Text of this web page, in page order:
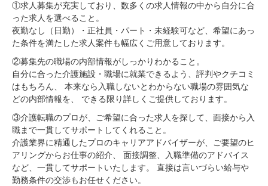
①求人募集が充実しており、数多くの求人情報の中から自分に合
った求人を選べること。
夜勤なし（日勤）・正社員・パート・未経験可など、希望にあっ
た条件を満たした求人案件も幅広くご用意しております。
②募集先の職場の内部情報がしっかりわかること。
自分に合った介護施設・職場に就業できるよう、評判やクチコミ
はもちろん、 本来なら入職しないとわからない職場の雰囲気な
どの内部情報を、 できる限り詳しくご提供しております。
③介護転職のプロが、ご希望に合った求人を探して、面接から入
職まで一貫してサポートしてくれること。
介護業界に精通したプロのキャリアアドバイザーが、ご要望のヒ
アリングからお仕事の紹介、 面接調整、入職準備のアドバイス
など、一貫してサポートいたします。 直接は言いづらい給与や
勤務条件の交渉もお任せください。